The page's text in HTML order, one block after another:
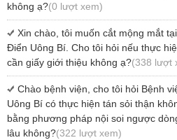
không ạ?(0 lượt xem)
Xin chào, tôi muốn cắt mộng mắt
Điển Uông Bí. Cho tôi hỏi nếu thực
cần giấy giới thiệu không ạ?(338 lượt
Chào bệnh viện, cho tôi hỏi Bệnh
Uông Bí có thực hiện tán sỏi thận
bằng phương pháp nội soi ngược
lâu không?(322 lượt xem)